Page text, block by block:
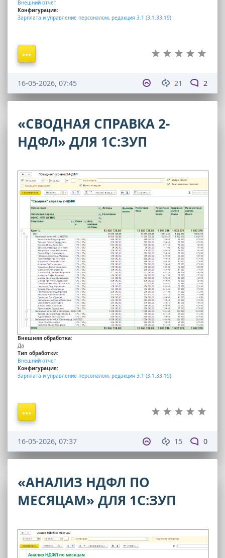
Внешний отчет
Конфигурация:
Зарплата и управление персоналом, редакция 3.1 (3.1.33.19)
21 2
16-05-2026, 07:45
«СВОДНАЯ СПРАВКА 2-
НДФЛ» ДЛЯ 1С:ЗУП
Внешняя обработка:
Да
Тип обработки:
Внешний отчет
Конфигурация:
Зарплата и управление персоналом, редакция 3.1 (3.1.33.19)
15 0
16-05-2026, 07:37
«АНАЛИЗ НДФЛ ПО
МЕСЯЦАМ» ДЛЯ 1С:ЗУП